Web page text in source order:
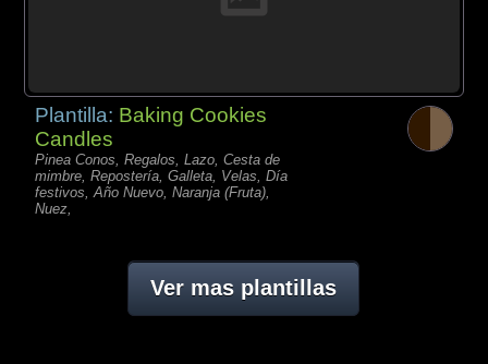
Plantilla: Baking Cookies
Candles
Pinea Conos, Regalos, Lazo, Cesta de
mimbre, Repostería, Galleta, Velas, Día
festivos, Año Nuevo, Naranja (Fruta),
Nuez,
Ver mas plantillas